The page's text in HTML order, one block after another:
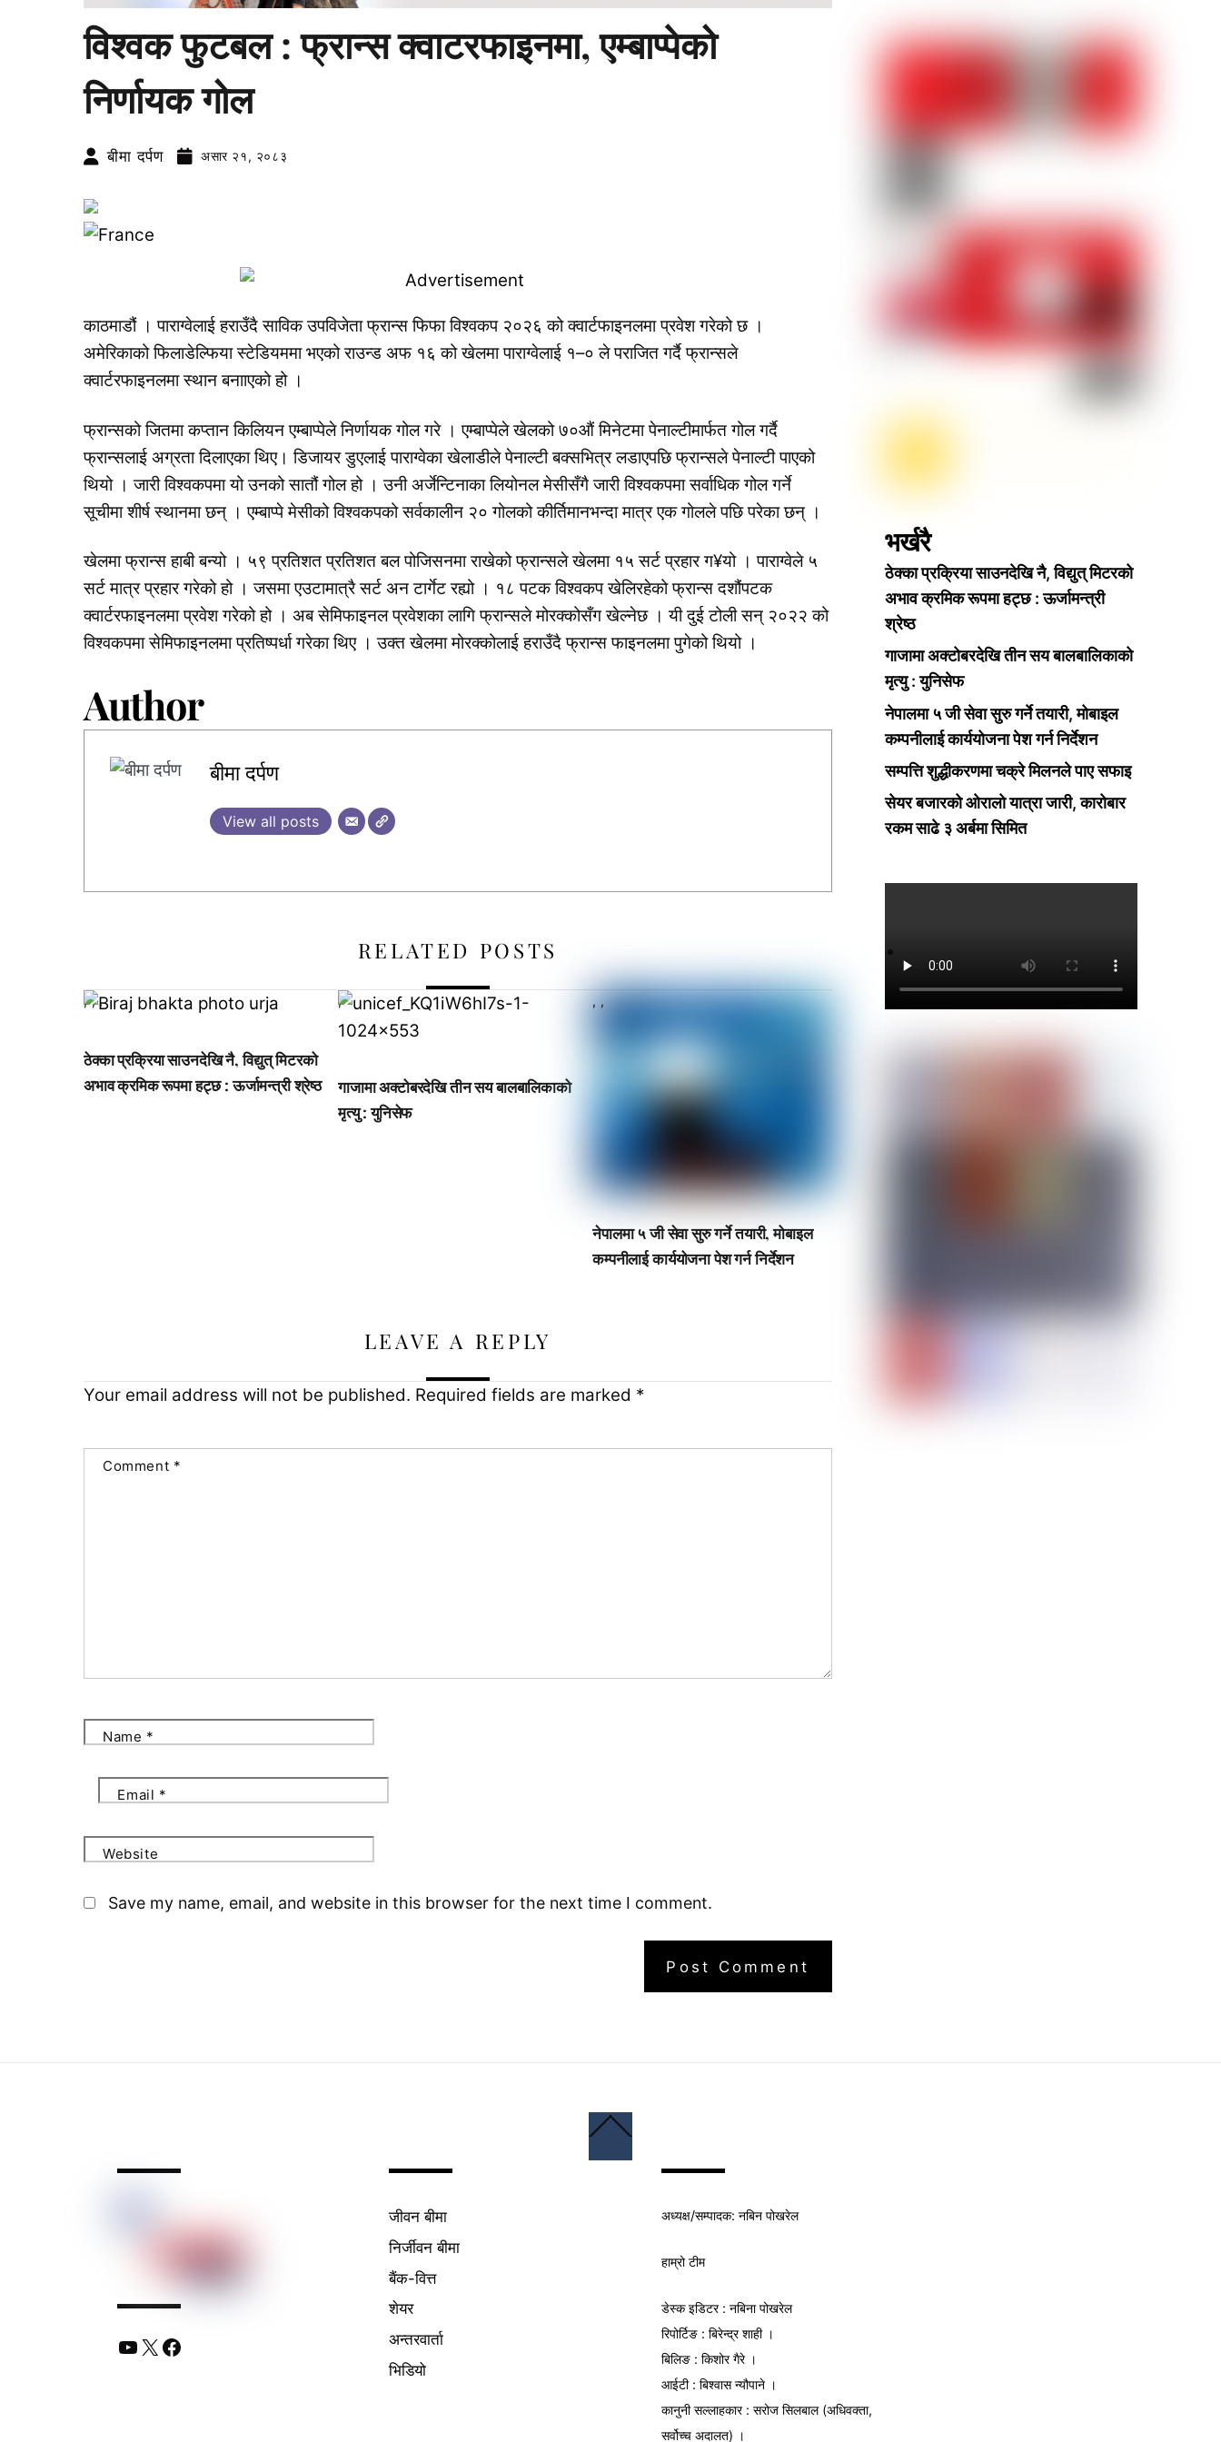
विश्वक फुटबल : फ्रान्स क्वाटरफाइनमा, एम्बाप्पेको
निर्णायक गोल
बीमा दर्पण असार २१, २०८३
काठमाडौं । पाराग्वेलाई हराउँदै साविक उपविजेता फ्रान्स फिफा विश्वकप २०२६ को क्वार्टफाइनलमा प्रवेश गरेको छ ।
अमेरिकाको फिलाडेल्फिया स्टेडियममा भएको राउन्ड अफ १६ को खेलमा पाराग्वेलाई १–० ले पराजित गर्दै फ्रान्सले
क्वार्टरफाइनलमा स्थान बनााएको हो ।
फ्रान्सको जितमा कप्तान किलियन एम्बाप्पेले निर्णायक गोल गरे । एम्बाप्पेले खेलको ७०औं मिनेटमा पेनाल्टीमार्फत गोल गर्दै
फ्रान्सलाई अग्रता दिलाएका थिए। डिजायर डुएलाई पाराग्वेका खेलाडीले पेनाल्टी बक्सभित्र लडाएपछि फ्रान्सले पेनाल्टी पाएको
थियो । जारी विश्वकपमा यो उनको सातौं गोल हो । उनी अर्जेन्टिनाका लियोनल मेसीसँगै जारी विश्वकपमा सर्वाधिक गोल गर्ने
सूचीमा शीर्ष स्थानमा छन् । एम्बाप्पे मेसीको विश्वकपको सर्वकालीन २० गोलको कीर्तिमानभन्दा मात्र एक गोलले पछि परेका छन् ।
खेलमा फ्रान्स हाबी बन्यो । ५९ प्रतिशत प्रतिशत बल पोजिसनमा राखेको फ्रान्सले खेलमा १५ सर्ट प्रहार ग¥यो । पाराग्वेले ५
सर्ट मात्र प्रहार गरेको हो । जसमा एउटामात्रै सर्ट अन टार्गेट रह्यो । १८ पटक विश्वकप खेलिरहेको फ्रान्स दशौंपटक
क्वार्टरफाइनलमा प्रवेश गरेको हो । अब सेमिफाइनल प्रवेशका लागि फ्रान्सले मोरक्कोसँग खेल्नेछ । यी दुई टोली सन् २०२२ को
विश्वकपमा सेमिफाइनलमा प्रतिष्पर्धा गरेका थिए । उक्त खेलमा मोरक्कोलाई हराउँदै फ्रान्स फाइनलमा पुगेको थियो ।
Author
बीमा दर्पण
View all posts
RELATED POSTS
,,,
ठेक्का प्रक्रिया साउनदेखि नै, विद्युत् मिटरको
अभाव क्रमिक रूपमा हट्छ : ऊर्जामन्त्री श्रेष्ठ
,
गाजामा अक्टोबरदेखि तीन सय बालबालिकाको
मृत्यु : युनिसेफ
, ,
नेपालमा ५ जी सेवा सुरु गर्ने तयारी, मोबाइल
कम्पनीलाई कार्ययोजना पेश गर्न निर्देशन
LEAVE A REPLY
Your email address will not be published. Required fields are marked *
Comment *
Name *
Email *
Website
Save my name, email, and website in this browser for the next time I comment.
भर्खरै
ठेक्का प्रक्रिया साउनदेखि नै, विद्युत् मिटरको
अभाव क्रमिक रूपमा हट्छ : ऊर्जामन्त्री
श्रेष्ठ
गाजामा अक्टोबरदेखि तीन सय बालबालिकाको
मृत्यु : युनिसेफ
नेपालमा ५ जी सेवा सुरु गर्ने तयारी, मोबाइल
कम्पनीलाई कार्ययोजना पेश गर्न निर्देशन
सम्पत्ति शुद्धीकरणमा चक्रे मिलनले पाए सफाइ
सेयर बजारको ओरालो यात्रा जारी, कारोबार
रकम साढे ३ अर्बमा सिमित
To
YouTube
X Facebook
जीवन बीमा
निर्जीवन बीमा
बैंक-वित्त
शेयर
अन्तरवार्ता
भिडियो
अध्यक्ष/सम्पादक: नबिन पोखरेल
हाम्रो टीम
डेस्क इडिटर : नबिना पोखरेल
रिपोर्टिङ : बिरेन्द्र शाही ।
बिलिङ : किशोर गैरे ।
आईटी : बिश्वास न्यौपाने ।
कानुनी सल्लाहकार : सरोज सिलबाल (अधिवक्ता,
सर्वोच्च अदालत) ।